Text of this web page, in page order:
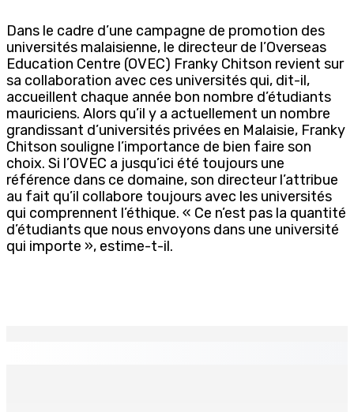
Dans le cadre d’une campagne de promotion des
universités malaisienne, le directeur de l’Overseas
Education Centre (OVEC) Franky Chitson revient sur
sa collaboration avec ces universités qui, dit-il,
accueillent chaque année bon nombre d’étudiants
mauriciens. Alors qu’il y a actuellement un nombre
grandissant d’universités privées en Malaisie, Franky
Chitson souligne l’importance de bien faire son
choix. Si l’OVEC a jusqu’ici été toujours une
référence dans ce domaine, son directeur l’attribue
au fait qu’il collabore toujours avec les universités
qui comprennent l’éthique. « Ce n’est pas la quantité
d’étudiants que nous envoyons dans une université
qui importe », estime-t-il.